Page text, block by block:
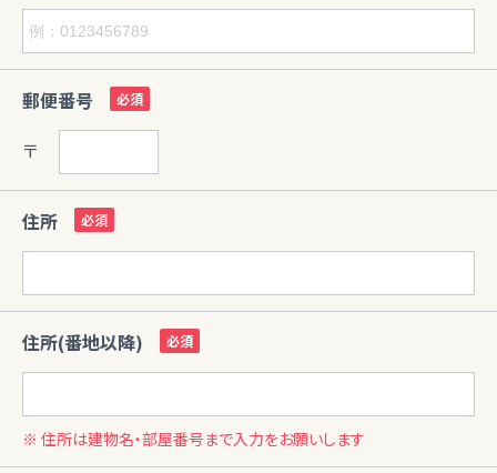
郵便番号
〒
住所
住所(番地以降)
※ 住所は建物名・部屋番号まで入力をお願いします